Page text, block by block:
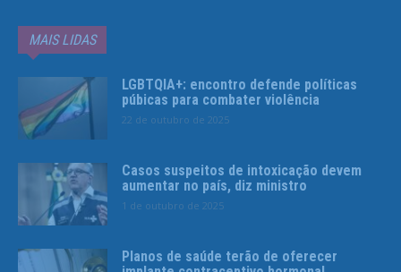
MAIS LIDAS
LGBTQIA+: encontro defende políticas
púbicas para combater violência
22 de outubro de 2025
Casos suspeitos de intoxicação devem
aumentar no país, diz ministro
1 de outubro de 2025
Planos de saúde terão de oferecer